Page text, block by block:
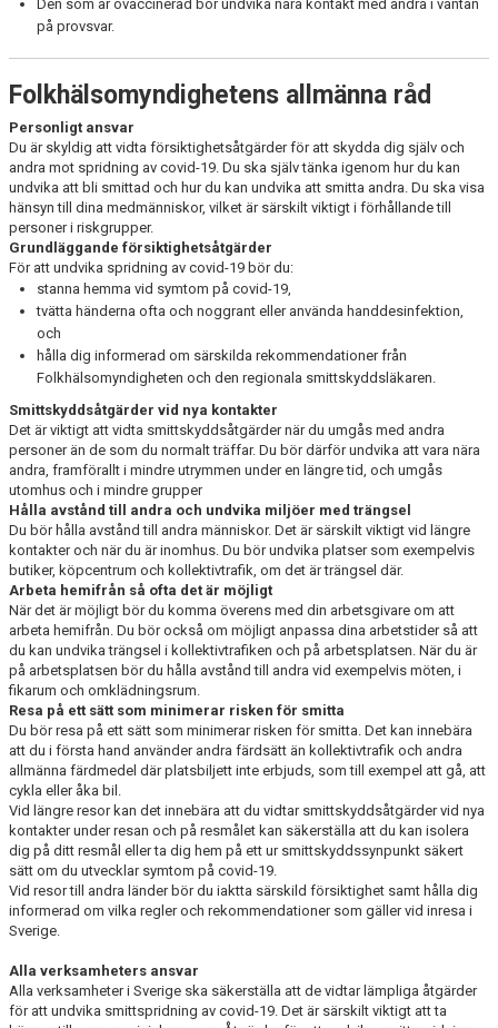
Den som är ovaccinerad bör undvika nära kontakt med andra i väntan
på provsvar.
Folkhälsomyndighetens allmänna råd
Personligt ansvar
Du är skyldig att vidta försiktighetsåtgärder för att skydda dig själv och
andra mot spridning av covid-19. Du ska själv tänka igenom hur du kan
undvika att bli smittad och hur du kan undvika att smitta andra. Du ska visa
hänsyn till dina medmänniskor, vilket är särskilt viktigt i förhållande till
personer i riskgrupper.
Grundläggande försiktighetsåtgärder
För att undvika spridning av covid-19 bör du:
stanna hemma vid symtom på covid-19,
tvätta händerna ofta och noggrant eller använda handdesinfektion,
och
hålla dig informerad om särskilda rekommendationer från
Folkhälsomyndigheten och den regionala smittskyddsläkaren.
Smittskyddsåtgärder vid nya kontakter
Det är viktigt att vidta smittskyddsåtgärder när du umgås med andra
personer än de som du normalt träffar. Du bör därför undvika att vara nära
andra, framförallt i mindre utrymmen under en längre tid, och umgås
utomhus och i mindre grupper
Hålla avstånd till andra och undvika miljöer med trängsel
Du bör hålla avstånd till andra människor. Det är särskilt viktigt vid längre
kontakter och när du är inomhus. Du bör undvika platser som exempelvis
butiker, köpcentrum och kollektivtrafik, om det är trängsel där.
Arbeta hemifrån så ofta det är möjligt
När det är möjligt bör du komma överens med din arbetsgivare om att
arbeta hemifrån. Du bör också om möjligt anpassa dina arbetstider så att
du kan undvika trängsel i kollektivtrafiken och på arbetsplatsen. När du är
på arbetsplatsen bör du hålla avstånd till andra vid exempelvis möten, i
fikarum och omklädningsrum.
Resa på ett sätt som minimerar risken för smitta
Du bör resa på ett sätt som minimerar risken för smitta. Det kan innebära
att du i första hand använder andra färdsätt än kollektivtrafik och andra
allmänna färdmedel där platsbiljett inte erbjuds, som till exempel att gå, att
cykla eller åka bil.
Vid längre resor kan det innebära att du vidtar smittskyddsåtgärder vid nya
kontakter under resan och på resmålet kan säkerställa att du kan isolera
dig på ditt resmål eller ta dig hem på ett ur smittskyddssynpunkt säkert
sätt om du utvecklar symtom på covid-19.
Vid resor till andra länder bör du iaktta särskild försiktighet samt hålla dig
informerad om vilka regler och rekommendationer som gäller vid inresa i
Sverige.
Alla verksamheters ansvar
Alla verksamheter i Sverige ska säkerställa att de vidtar lämpliga åtgärder
för att undvika smittspridning av covid-19. Det är särskilt viktigt att ta